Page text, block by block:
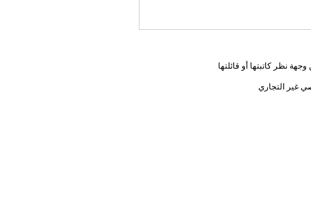
نظر كاتبتها أو قائلتها
غير التجاري